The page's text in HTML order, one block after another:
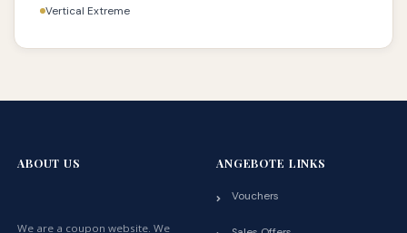
Vertical Extreme
ABOUT US
We are a coupon website. We
ANGEBOTE LINKS
Vouchers